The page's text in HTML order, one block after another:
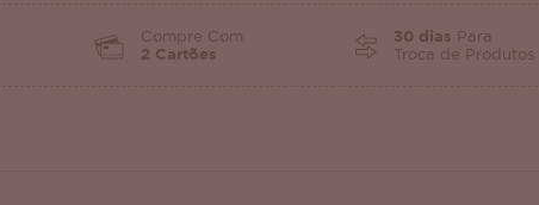
Compre Com
2 Cartões
30 dias Para
Troca de Produtos